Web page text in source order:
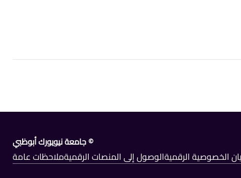
© جامعة نيويورك أبوظبي
الخصوصية الرقميةالوصول إلى المنصات الرقميةملاحظات عامة